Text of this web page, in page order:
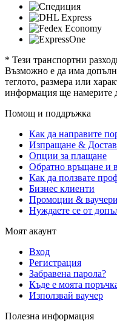
* Тези транспортни
Възможно е да има
теглото, размера или
информация ще намерите
Помощ и поддръжка
Как да направите
Изпращане &
Опции за плащане
Обратно връщане и
Как да ползвате
Бизнес клиенти
Промоции & ваучери
Нуждаете се от
Моят акаунт
Вход
Регистрация
Забравена парола?
Къде е моята
Използвай ваучер
Полезна информация